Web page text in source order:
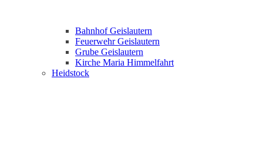
Bahnhof Geislautern
Feuerwehr Geislautern
Grube Geislautern
Kirche Maria Himmelfahrt
Heidstock